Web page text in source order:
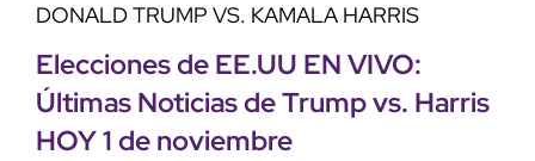
DONALD TRUMP VS. KAMALA HARRIS
Elecciones de EE.UU EN VIVO:
Últimas Noticias de Trump vs. Harris
HOY 1 de noviembre